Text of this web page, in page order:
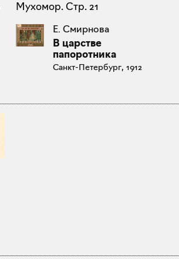
Мухомор. Стр. 21
Е. Смирнова
В царстве
папоротника
Санкт-Петербург, 1912